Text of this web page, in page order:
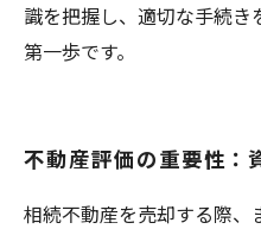
識を把握し、適切な手続
第一歩です。
不動産評価の重要性：
相続不動産を売却する際